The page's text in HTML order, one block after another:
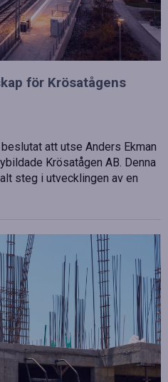
för Krösatågens
att utse Anders Ekman
Krösatågen AB. Denna
steg i utvecklingen av en